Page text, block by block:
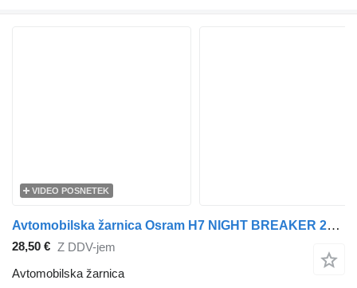
VIDEO POSNETEK
Avtomobilska žarnica Osram H7 NIGHT BREAKER 220/ STREET LEGAL EB64210NB220 za vozilo
28,50 € Z DDV-jem
Avtomobilska žarnica